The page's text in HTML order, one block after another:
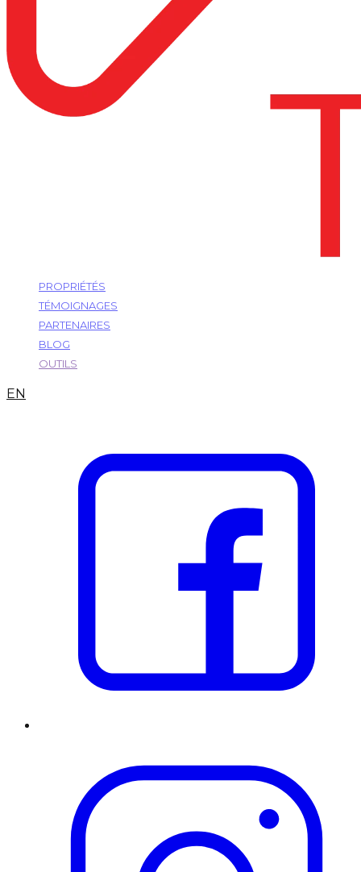
PROPRIÉTÉS
TÉMOIGNAGES
PARTENAIRES
BLOG
OUTILS
EN